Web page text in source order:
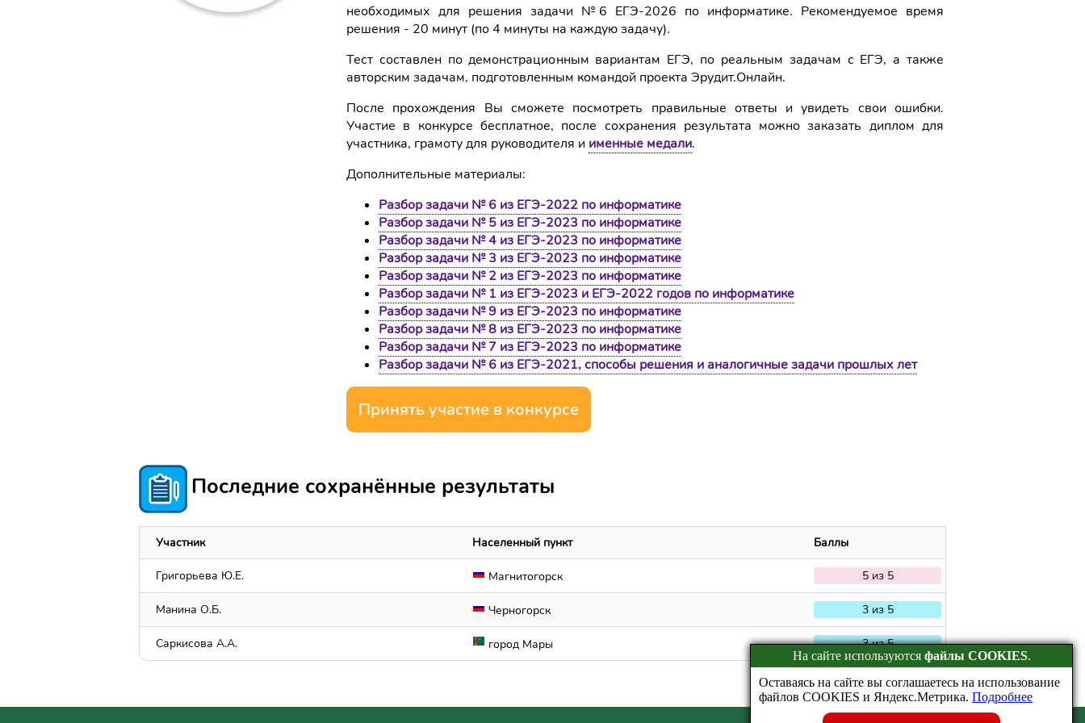
необходимых для решения задачи №6 ЕГЭ-2026 по информатике. Рекомендуемое время
решения - 20 минут (по 4 минуты на каждую задачу).
Тест составлен по демонстрационным вариантам ЕГЭ, по реальным задачам с ЕГЭ, а также
авторским задачам, подготовленным командой проекта Эрудит.Онлайн.
После прохождения Вы сможете посмотреть правильные ответы и увидеть свои ошибки.
Участие в конкурсе бесплатное, после сохранения результата можно заказать диплом для
участника, грамоту для руководителя и именные медали.
Дополнительные материалы:
Разбор задачи № 6 из ЕГЭ-2022 по информатике
Разбор задачи № 5 из ЕГЭ-2023 по информатике
Разбор задачи № 4 из ЕГЭ-2023 по информатике
Разбор задачи № 3 из ЕГЭ-2023 по информатике
Разбор задачи № 2 из ЕГЭ-2023 по информатике
Разбор задачи № 1 из ЕГЭ-2023 и ЕГЭ-2022 годов по информатике
Разбор задачи № 9 из ЕГЭ-2023 по информатике
Разбор задачи № 8 из ЕГЭ-2023 по информатике
Разбор задачи № 7 из ЕГЭ-2023 по информатике
Разбор задачи № 6 из ЕГЭ-2021, способы решения и аналогичные задачи прошлых лет
Принять участие в конкурсе
Последние сохранённые результаты
Участник Населенный пункт Баллы
Григорьева Ю.Е. Магнитогорск 5 из 5
Maнина О.Б. Черногорск 3 из 5
Саркисова А.А. город Мары 3 из 5
На сайте используются файлы COOKIES.
Оставаясь на сайте вы соглашаетесь на использование
файлов COOKIES и Яндекс.Метрика. Подробнее